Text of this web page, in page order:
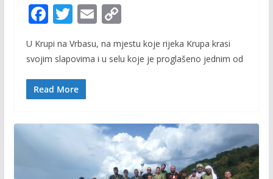
F
e
b
o
k
T
w
itt
er
E
ai
C
p
k
U Krupi na Vrbasu, na mjestu koje rijeka Krupa krasi
svojim slapovima i u selu koje je proglašeno jednim od
Read More